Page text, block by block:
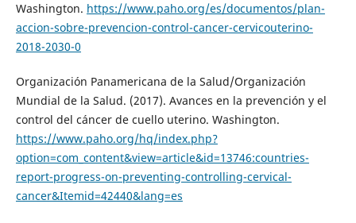
Washington. https://www.paho.org/es/documentos/plan-
accion-sobre-prevencion-control-cancer-cervicouterino-
2018-2030-0
Organización Panamericana de la Salud/Organización
Mundial de la Salud. (2017). Avances en la prevención y el
control del cáncer de cuello uterino. Washington.
https://www.paho.org/hq/index.php?
option=com_content&view=article&id=13746:countries-
report-progress-on-preventing-controlling-cervical-
cancer&Itemid=42440&lang=es